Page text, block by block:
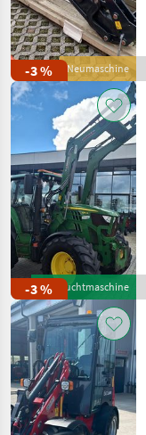
-3 % Neumaschine
-3 %Gebrauchtmaschine